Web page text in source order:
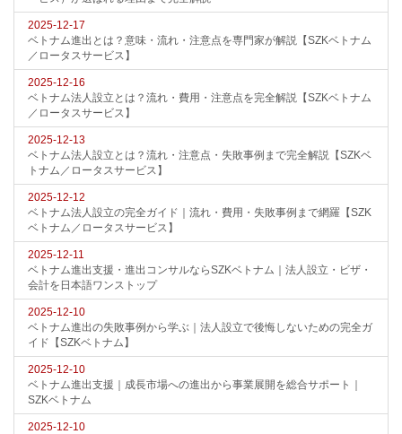
2025-12-17
ベトナム進出とは？意味・流れ・注意点を専門家が解説【SZKベトナム
／ロータスサービス】
2025-12-16
ベトナム法人設立とは？流れ・費用・注意点を完全解説【SZKベトナム
／ロータスサービス】
2025-12-13
ベトナム法人設立とは？流れ・注意点・失敗事例まで完全解説【SZKベ
トナム／ロータスサービス】
2025-12-12
ベトナム法人設立の完全ガイド｜流れ・費用・失敗事例まで網羅【SZK
ベトナム／ロータスサービス】
2025-12-11
ベトナム進出支援・進出コンサルならSZKベトナム｜法人設立・ビザ・
会計を日本語ワンストップ
2025-12-10
ベトナム進出の失敗事例から学ぶ｜法人設立で後悔しないための完全ガ
イド【SZKベトナム】
2025-12-10
ベトナム進出支援｜成長市場への進出から事業展開を総合サポート｜
SZKベトナム
2025-12-10